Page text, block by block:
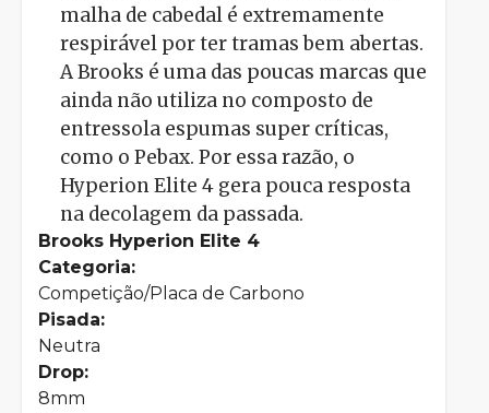
malha de cabedal é extremamente
respirável por ter tramas bem abertas.
A Brooks é uma das poucas marcas que
ainda não utiliza no composto de
entressola espumas super críticas,
como o Pebax. Por essa razão, o
Hyperion Elite 4 gera pouca resposta
na decolagem da passada.
Brooks Hyperion Elite 4
Categoria:
Competição/Placa de Carbono
Pisada:
Neutra
Drop:
8mm